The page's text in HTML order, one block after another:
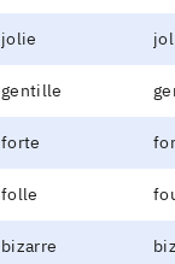
jolie
gentille
forte
folle
bizarre